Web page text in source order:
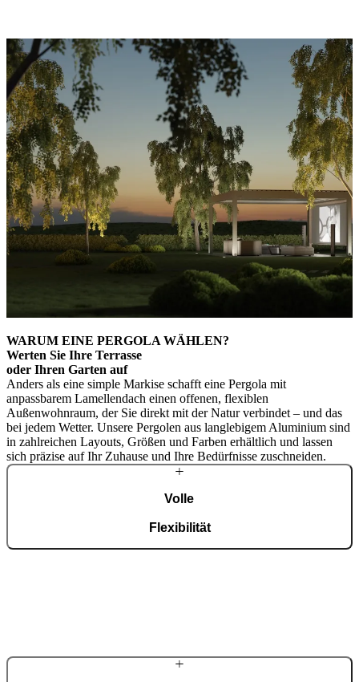
WARUM EINE PERGOLA WÄHLEN?
Werten Sie Ihre Terrasse
oder Ihren Garten auf
Anders als eine simple Markise schafft eine Pergola mit
anpassbarem Lamellendach einen offenen, flexiblen
Außenwohnraum, der Sie direkt mit der Natur verbindet – und das
bei jedem Wetter. Unsere Pergolen aus langlebigem Aluminium sind
in zahlreichen Layouts, Größen und Farben erhältlich und lassen
sich präzise auf Ihr Zuhause und Ihre Bedürfnisse zuschneiden.
Volle
Flexibilität